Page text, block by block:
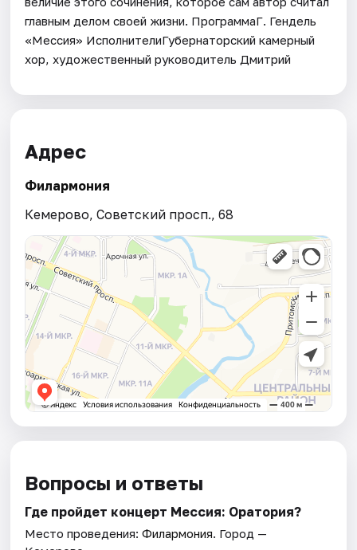
главным делом своей жизни. ПрограммаГ. Гендель
«Мессия» ИсполнителиГубернаторский камерный
хор, художественный руководитель Дмитрий
Адрес
Филармония
Кемерово, Советский просп., 68
Вопросы и ответы
Где пройдет концерт Мессия: Оратория?
Место проведения:Филармония. Город —